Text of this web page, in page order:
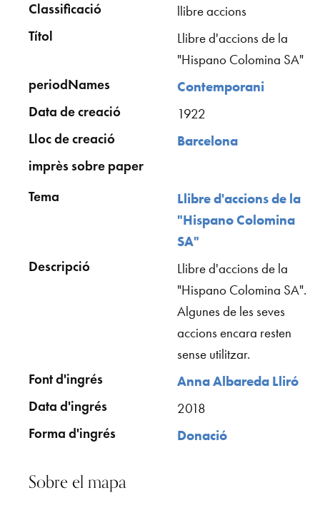
Classificació
llibre accions
Títol
Llibre d'accions de la
"Hispano Colomina SA"
periodNames
Contemporani
Data de creació
1922
Lloc de creació
Barcelona
imprès sobre paper
Tema
Llibre d'accions de la
"Hispano Colomina
SA"
Descripció
Llibre d'accions de la
"Hispano Colomina SA".
Algunes de les seves
accions encara resten
sense utilitzar.
Font d'ingrés
Anna Albareda Lliró
Data d'ingrés
2018
Forma d'ingrés
Donació
Sobre el mapa